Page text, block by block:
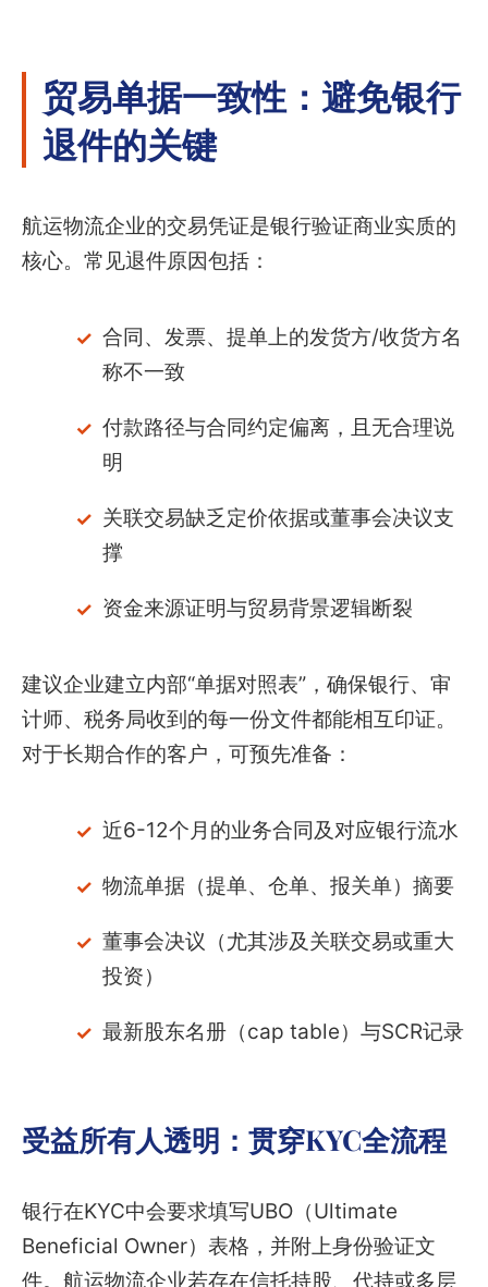
贸易单据一致性：避免银行
退件的关键
航运物流企业的交易凭证是银行验证商业实质的
核心。常见退件原因包括：
合同、发票、提单上的发货方/收货方名
称不一致
付款路径与合同约定偏离，且无合理说
明
关联交易缺乏定价依据或董事会决议支
撑
资金来源证明与贸易背景逻辑断裂
建议企业建立内部“单据对照表”，确保银行、审
计师、税务局收到的每一份文件都能相互印证。
对于长期合作的客户，可预先准备：
近6-12个月的业务合同及对应银行流水
物流单据（提单、仓单、报关单）摘要
董事会决议（尤其涉及关联交易或重大
投资）
最新股东名册（cap table）与SCR记录
受益所有人透明：贯穿KYC全流程
银行在KYC中会要求填写UBO（Ultimate
Beneficial Owner）表格，并附上身份验证文
件。航运物流企业若存在信托持股、代持或多层